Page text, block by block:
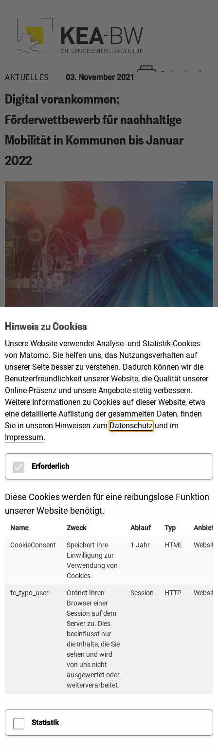
Seite drucken
AKTUELLES 03. November 2021
Digital vorankommen:
Förderwettbewerb für nachhaltige
Mobilität in Kommunen bis Januar
2022
MOBILITÄTSLÖSUNGEN MIT POTENZIELL
SEHR HOHER BREITENWIRKUNG. GRAFIK:
GESCHÄFTSSTELLE INKOMO 4.0
Baden-Württemberg investiert in neue, nachhaltige
Mobilität und lobt einen Förderwettbewerb aus: Ob
intelligente Verkehrssteuerung, Park- und
Logistiksysteme oder automatisiertes Fahren für
Personen oder Waren – gesucht werden digitale
Mobilitätslösungen mit potenziell sehr hoher
Breitenwirkung. Insgesamt wird einMittelumfang von
bis zu 600.000 Euroausgeschrieben.
Bewerben können sich Konsortien bestehend aus
weiteren Kommunen aus Baden-Württemberg mit
einer Gesamteinwohnerzahl von mindestens 30.000
mit mindestens einem Unternehmen der
Mobilitätswirtschaft aus Baden-Württemberg.
Anträge können bis zum 31. Januar 2022 beim Innen-
und Digitalisierungsministerium gestellt werden.
Detaillierte Informationen zu Inhalten, zum Verfahren
sowie die Antragsunterlagen erhalten Interessierte
Webseite zum Förderwettbewerb
Württemberg Projekte gefördert, um Mobilität mit
digitalen Technologien umwelt- und klimafreundlicher,
sicherer und zuverlässiger sowie flexibler und
Hinweis zu Cookies
Unsere Website verwendet Analyse- und Statistik-Cookies
von Matomo. Sie helfen uns, das Nutzungsverhalten auf
unserer Seite besser zu verstehen. Dadurch können wir die
Benutzerfreundlichkeit unserer Website, die Qualität unserer
Online-Präsenz und unsere Angebote stetig verbessern.
Weitere Informationen zu Cookies auf dieser Website, etwa
eine detaillierte Auflistung der gesammelten Daten, finden
Sie in unseren Hinweisen zum Datenschutz und im
Impressum.
Erforderlich
Diese Cookies werden für eine reibungslose Funktion
unserer Website benötigt.
Name Zweck Ablauf Typ
CookieConsent
Speichert Ihre
Einwilligung zur
Verwendung von
Cookies.
1 Jahr HTML Website
fe_typo_user
Ordnet Ihren
Browser einer
Session auf dem
Server zu. Dies
beeinflusst nur
die Inhalte, die Sie
sehen und wird
von uns nicht
ausgewertet oder
weiterverarbeitet.
Session HTTP Website
Statistik